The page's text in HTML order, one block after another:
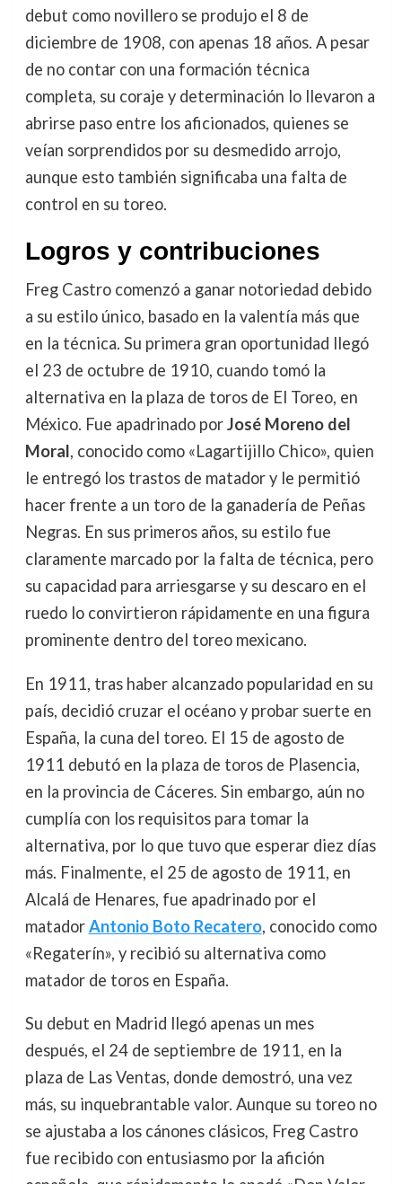
debut como novillero se produjo el 8 de
diciembre de 1908, con apenas 18 años. A pesar
de no contar con una formación técnica
completa, su coraje y determinación lo llevaron a
abrirse paso entre los aficionados, quienes se
veían sorprendidos por su desmedido arrojo,
aunque esto también significaba una falta de
control en su toreo.
Logros y contribuciones
Freg Castro comenzó a ganar notoriedad debido
a su estilo único, basado en la valentía más que
en la técnica. Su primera gran oportunidad llegó
el 23 de octubre de 1910, cuando tomó la
alternativa en la plaza de toros de El Toreo, en
México. Fue apadrinado porJosé Moreno del
Moral, conocido como «Lagartijillo Chico», quien
le entregó los trastos de matador y le permitió
hacer frente a un toro de la ganadería de Peñas
Negras. En sus primeros años, su estilo fue
claramente marcado por la falta de técnica, pero
su capacidad para arriesgarse y su descaro en el
ruedo lo convirtieron rápidamente en una figura
prominente dentro del toreo mexicano.
En 1911, tras haber alcanzado popularidad en su
país, decidió cruzar el océano y probar suerte en
España, la cuna del toreo. El 15 de agosto de
1911 debutó en la plaza de toros de Plasencia,
en la provincia de Cáceres. Sin embargo, aún no
cumplía con los requisitos para tomar la
alternativa, por lo que tuvo que esperar diez días
más. Finalmente, el 25 de agosto de 1911, en
Alcalá de Henares, fue apadrinado por el
matadorAntonio Boto Recatero, conocido como
«Regaterín», y recibió su alternativa como
matador de toros en España.
Su debut en Madrid llegó apenas un mes
después, el 24 de septiembre de 1911, en la
plaza de Las Ventas, donde demostró, una vez
más, su inquebrantable valor. Aunque su toreo no
se ajustaba a los cánones clásicos, Freg Castro
fue recibido con entusiasmo por la afición